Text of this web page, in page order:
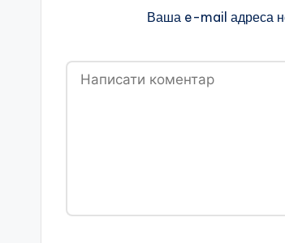
Ваша e-mail адреса